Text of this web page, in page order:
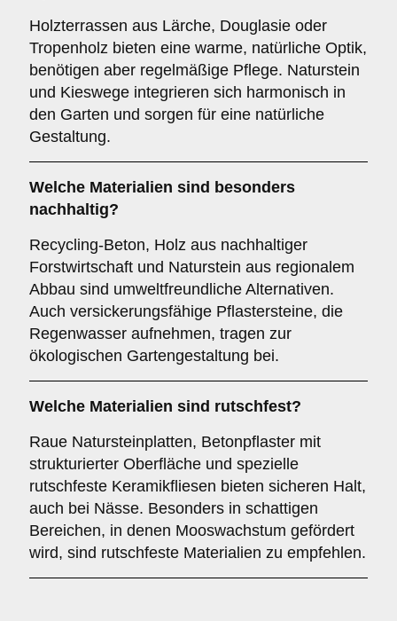
Holzterrassen aus Lärche, Douglasie oder
Tropenholz bieten eine warme, natürliche Optik,
benötigen aber regelmäßige Pflege. Naturstein
und Kieswege integrieren sich harmonisch in
den Garten und sorgen für eine natürliche
Gestaltung.
Welche Materialien sind besonders
nachhaltig?
Recycling-Beton, Holz aus nachhaltiger
Forstwirtschaft und Naturstein aus regionalem
Abbau sind umweltfreundliche Alternativen.
Auch versickerungsfähige Pflastersteine, die
Regenwasser aufnehmen, tragen zur
ökologischen Gartengestaltung bei.
Welche Materialien sind rutschfest?
Raue Natursteinplatten, Betonpflaster mit
strukturierter Oberfläche und spezielle
rutschfeste Keramikfliesen bieten sicheren Halt,
auch bei Nässe. Besonders in schattigen
Bereichen, in denen Mooswachstum gefördert
wird, sind rutschfeste Materialien zu empfehlen.